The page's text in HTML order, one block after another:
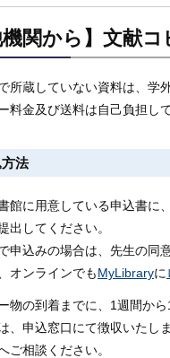
機関から】文献
所蔵していない資料は、学
料金及び送料は自己負担し
法
館に用意している申込書に
出してください。
申込みの場合は、先生の同
オンラインでもMyLibraryに
物の到着までに、1週間から
、申込窓口にて徴収いたし
ご相談ください。